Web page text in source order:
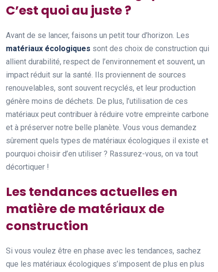
C’est quoi au juste ?
Avant de se lancer, faisons un petit tour d’horizon. Les
matériaux écologiques sont des choix de construction qui
allient durabilité, respect de l’environnement et souvent, un
impact réduit sur la santé. Ils proviennent de sources
renouvelables, sont souvent recyclés, et leur production
génère moins de déchets. De plus, l’utilisation de ces
matériaux peut contribuer à réduire votre empreinte carbone
et à préserver notre belle planète. Vous vous demandez
sûrement quels types de matériaux écologiques il existe et
pourquoi choisir d’en utiliser ? Rassurez-vous, on va tout
décortiquer !
Les tendances actuelles en
matière de matériaux de
construction
Si vous voulez être en phase avec les tendances, sachez
que les matériaux écologiques s’imposent de plus en plus